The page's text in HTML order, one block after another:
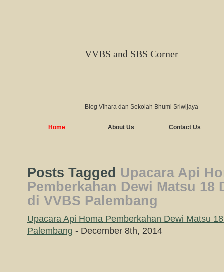
VVBS and SBS Corner
Blog Vihara dan Sekolah Bhumi Sriwijaya
Home About Us Contact Us
Posts Tagged Upacara Api
Pemberkahan Dewi Matsu 18
di VVBS Palembang
Upacara Api Homa Pemberkahan Dewi Matsu
Palembang - December 8th, 2014